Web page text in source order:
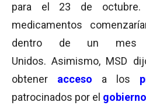
para el 23 de
medicamentos
dentro de un mes
Unidos. Asimismo, MSD
obtener acceso a los
patrocinados por el gobierno